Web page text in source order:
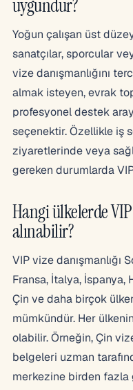
uygundur?
Yoğun çalışan üst
sanatçılar, sporcular
vize danışmanlığını
almak isteyen, evrak
profesyonel destek
seçenektir. Özellikle iş
ziyaretlerinde veya
gereken durumlarda
Hangi ülkelerde
alınabilir?
VIP vize danışmanlığı
Fransa, İtalya, İspanya,
Çin ve daha birçok
mümkündür. Her
olabilir. Örneğin, Çin
belgeleri uzman
merkezine birden